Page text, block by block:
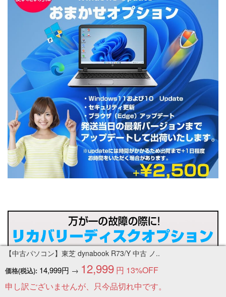
【中古パソコン】東芝 dynabook R73/Y 中古 ノ..
価格(税込): 14,999円 → 12,999 円 13%OFF
申し訳ございませんが、只今品切れ中です。